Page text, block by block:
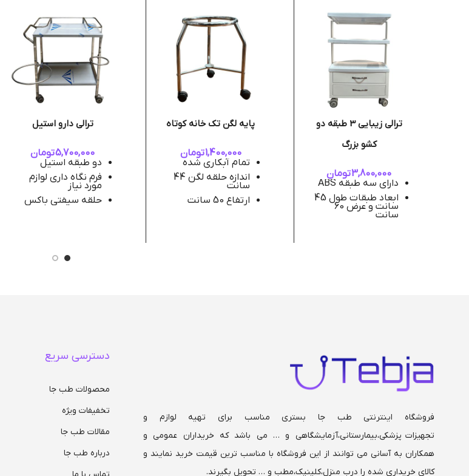
ترالی زیبایی 3 طبقه دو
کشو بزرگ
3,800,000تومان
دارای سه طبقه ABS
ابعاد طبقات طول 45
سانت و عرض 60
سانت
پایه لگن تک خانه کوتاه
1,400,000تومان
تمام آبکاری شده
اندازه حلقه لگن 44
سانت
ارتفاع 50 سانت
ترالی دارو استیل
5,700,000تومان
دو طبقه استیل
فرم نگاه داری لوازم
مورد نیاز
حلقه سیفتی باکس
فروشگاه اینترنتی طب جا بستری مناسب برای تهیه لوازم و
تجهیزات پزشکی،بیمارستانی،آزمایشگاهی و … می باشد که خریداران عمومی و
همکاران به آسانی می توانند از این فروشگاه با مناسب ترین قیمت خرید نمایند و
کالای خریداری شده را درب منزل،کلینیک،مطب و … تحویل بگیرند.
دسترسی سریع
محصولات طب جا
تخفیفات ویژه
مقالات طب جا
درباره طب جا